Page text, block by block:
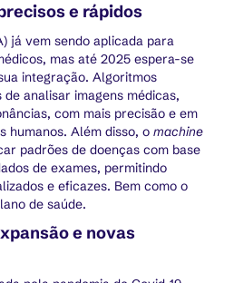
e rápidos
já vem sendo aplicada para
mas até 2025 espera-se
integração. Algoritmos
analisar imagens médicas,
com mais precisão e em
humanos. Além disso, omachine
padrões de doenças com base
de exames, permitindo
e eficazes. Bem como o
de saúde.
e novas